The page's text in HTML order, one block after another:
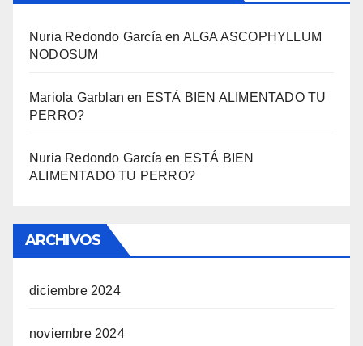
Nuria Redondo García en ALGA ASCOPHYLLUM
NODOSUM
Mariola Garblan en ESTÁ BIEN ALIMENTADO TU
PERRO?
Nuria Redondo García en ESTÁ BIEN
ALIMENTADO TU PERRO?
ARCHIVOS
diciembre 2024
noviembre 2024